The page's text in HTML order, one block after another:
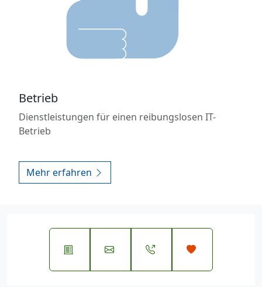
Betrieb
Dienstleistungen für einen reibungslosen IT-
Betrieb
Mehr erfahren